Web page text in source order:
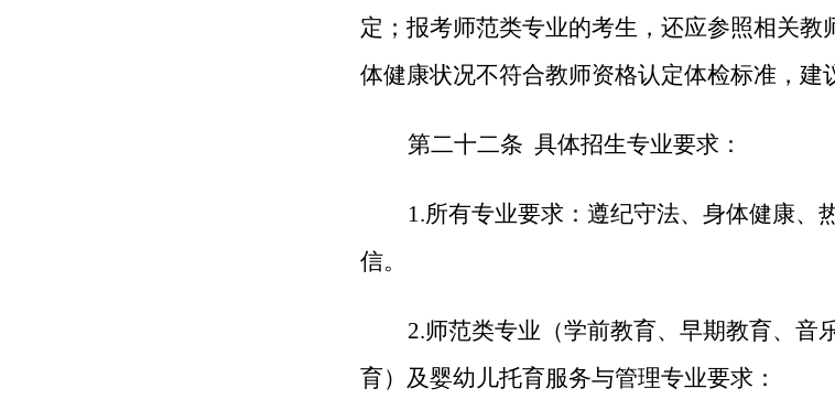
定；报考师范类专业的考生，还应参照相关教
体健康状况不符合教师资格认定体检标准，建
第二十二条 具体招生专业要求：
1.所有专业要求：遵纪守法、身体健康、
信。
2.师范类专业（学前教育、早期教育、音
育）及婴幼儿托育服务与管理专业要求：